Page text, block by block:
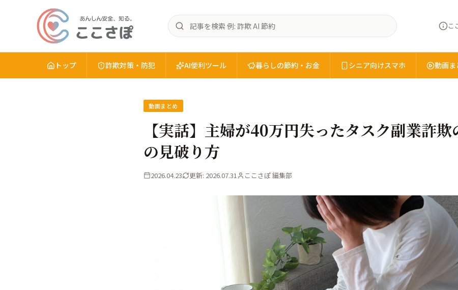
あ
記
事
こ
トップ 詐欺対策・防犯 AI便利ツール 暮らしの節約・お金 シニア向けスマホ 動画ま
動画まとめ
【実話】主婦が40万円失ったタスク副業詐
の見破り方
2026.04.23 更新: 2026.07.31 ここさぽ 編集部